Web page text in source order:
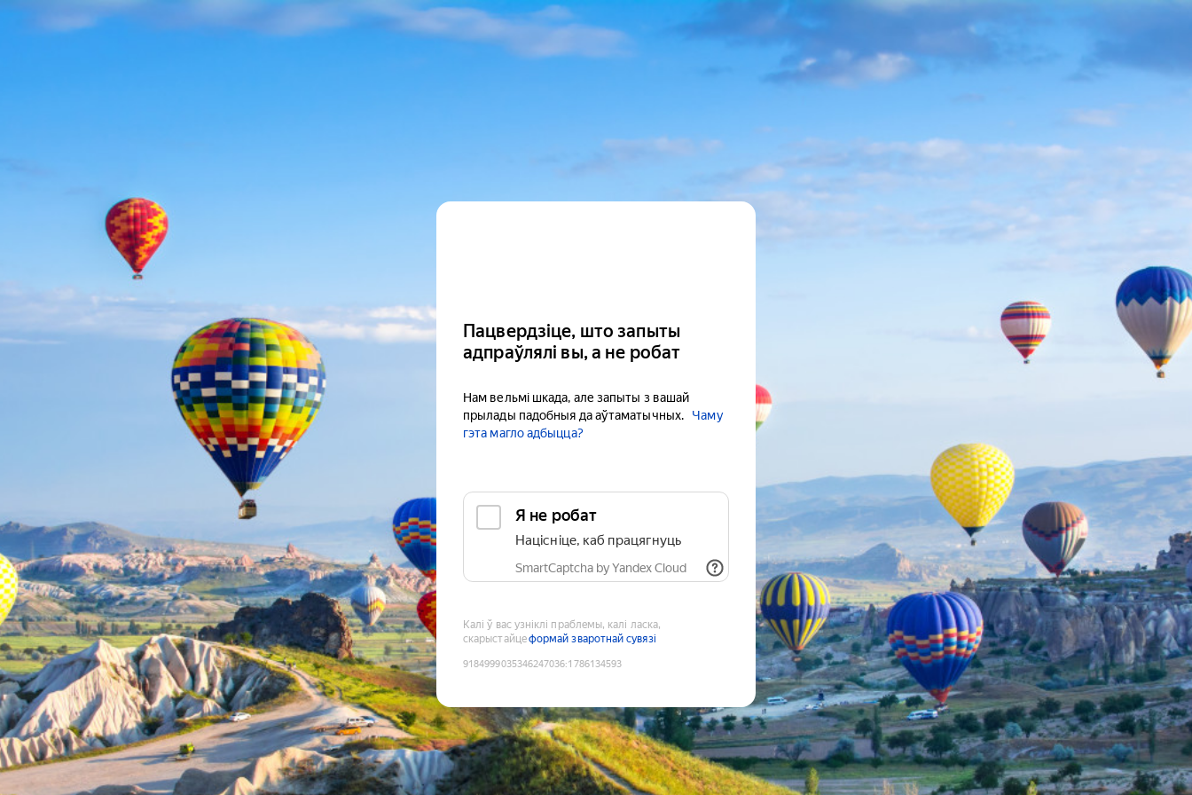
Пацвердзіце, што запыты
адпраўлялі вы, а не робат
Нам вельмі шкада, але запыты з вашай
прылады падобныя да аўтаматычных.
Чаму
гэта магло адбыцца?
Я не робат
Націсніце, каб працягнуць
SmartCaptcha by Yandex Cloud
Калі ў вас узніклі праблемы, калі ласка,
скарыстайцеформай зваротнай сувязі
9184999035346247036:1786134593